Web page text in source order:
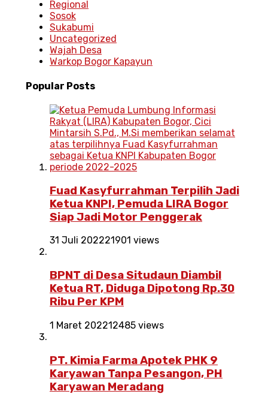
Regional
Sosok
Sukabumi
Uncategorized
Wajah Desa
Warkop Bogor Kapayun
Popular Posts
Fuad Kasyfurrahman Terpilih Jadi
Ketua KNPI, Pemuda LIRA Bogor
Siap Jadi Motor Penggerak
31 Juli 202221901 views
BPNT di Desa Situdaun Diambil
Ketua RT, Diduga Dipotong Rp.30
Ribu Per KPM
1 Maret 202212485 views
PT. Kimia Farma Apotek PHK 9
Karyawan Tanpa Pesangon, PH
Karyawan Meradang